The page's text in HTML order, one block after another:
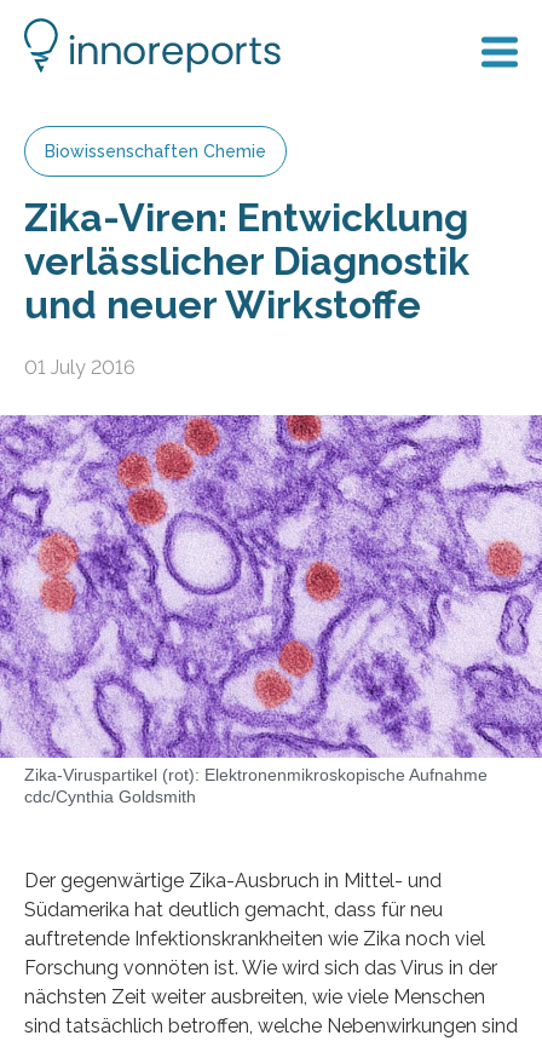
Biowissenschaften Chemie
Zika-Viren: Entwicklung
verlässlicher Diagnostik
und neuer Wirkstoffe
01 July 2016
Zika-Viruspartikel (rot): Elektronenmikroskopische Aufnahme
cdc/Cynthia Goldsmith
Der gegenwärtige Zika-Ausbruch in Mittel- und
Südamerika hat deutlich gemacht, dass für neu
auftretende Infektionskrankheiten wie Zika noch viel
Forschung vonnöten ist. Wie wird sich das Virus in der
nächsten Zeit weiter ausbreiten, wie viele Menschen
sind tatsächlich betroffen, welche Nebenwirkungen sind